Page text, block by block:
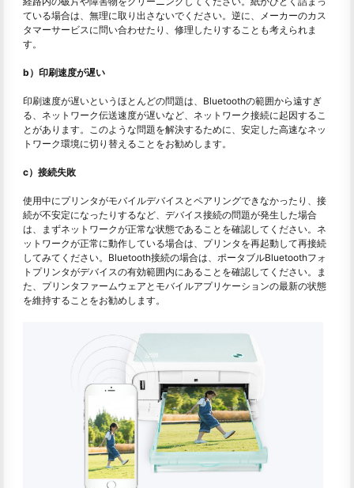
ている場合は、無理に取り出さないでください。逆に、メーカーのカス
タマーサービスに問い合わせたり、修理したりすることも考えられま
す。
b）印刷速度が遅い
印刷速度が遅いというほとんどの問題は、Bluetoothの範囲から遠すぎ
る、ネットワーク伝送速度が遅いなど、ネットワーク接続に起因するこ
とがあります。このような問題を解決するために、安定した高速なネッ
トワーク環境に切り替えることをお勧めします。
c）接続失敗
使用中にプリンタがモバイルデバイスとペアリングできなかったり、接
続が不安定になったりするなど、デバイス接続の問題が発生した場合
は、まずネットワークが正常な状態であることを確認してください。ネ
ットワークが正常に動作している場合は、プリンタを再起動して再接続
してみてください。Bluetooth接続の場合は、ポータブルBluetoothフォ
トプリンタがデバイスの有効範囲内にあることを確認してください。ま
た、プリンタファームウェアとモバイルアプリケーションの最新の状態
を維持することをお勧めします。